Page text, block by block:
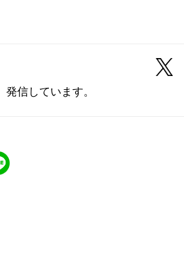
信しています。